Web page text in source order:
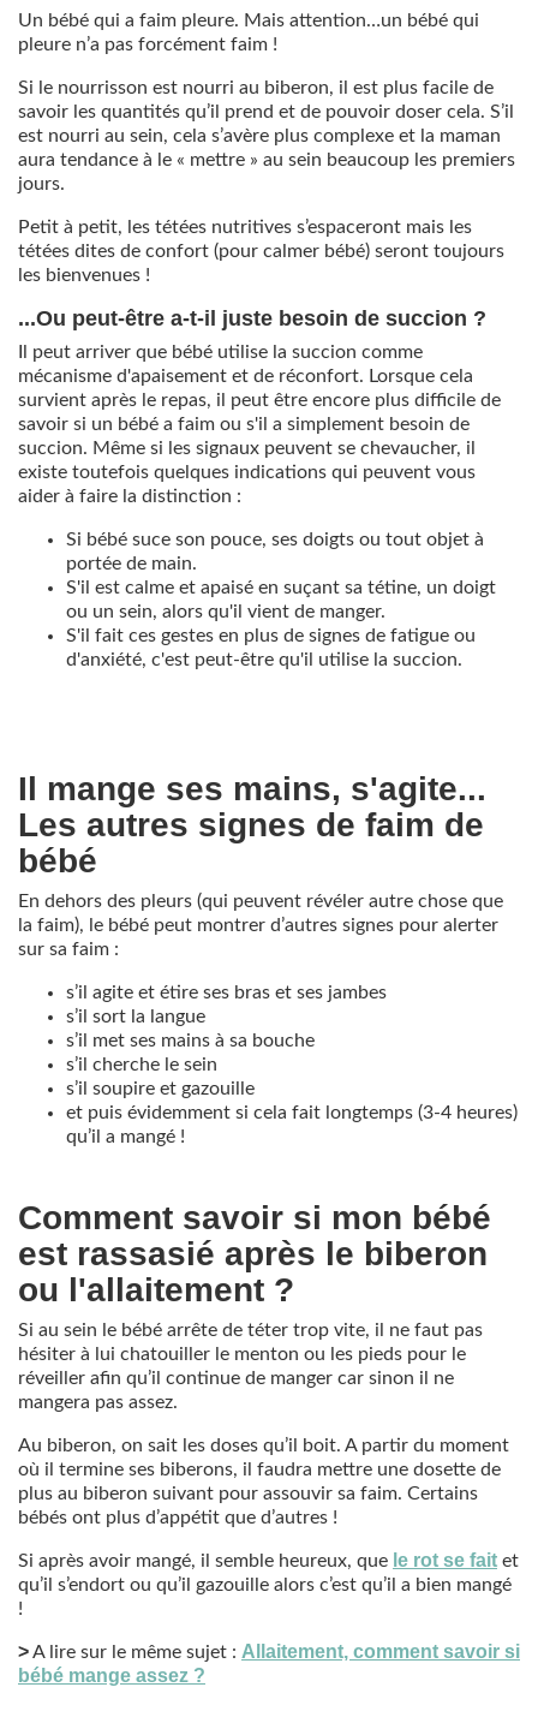
Un bébé qui a faim pleure. Mais attention…un bébé qui
pleure n’a pas forcément faim !
Si le nourrisson est nourri au biberon, il est plus facile de
savoir les quantités qu’il prend et de pouvoir doser cela. S’il
est nourri au sein, cela s’avère plus complexe et la maman
aura tendance à le « mettre » au sein beaucoup les premiers
jours.
Petit à petit, les tétées nutritives s’espaceront mais les
tétées dites de confort (pour calmer bébé) seront toujours
les bienvenues !
...Ou peut-être a-t-il juste besoin de succion ?
Il peut arriver que bébé utilise la succion comme
mécanisme d'apaisement et de réconfort. Lorsque cela
survient après le repas, il peut être encore plus difficile de
savoir si un bébé a faim ou s'il a simplement besoin de
succion. Même si les signaux peuvent se chevaucher, il
existe toutefois quelques indications qui peuvent vous
aider à faire la distinction :
Si bébé suce son pouce, ses doigts ou tout objet à
portée de main.
S'il est calme et apaisé en suçant sa tétine, un doigt
ou un sein, alors qu'il vient de manger.
S'il fait ces gestes en plus de signes de fatigue ou
d'anxiété, c'est peut-être qu'il utilise la succion.
Il mange ses mains, s'agite...
Les autres signes de faim de
bébé
En dehors des pleurs (qui peuvent révéler autre chose que
la faim), le bébé peut montrer d’autres signes pour alerter
sur sa faim :
s’il agite et étire ses bras et ses jambes
s’il sort la langue
s’il met ses mains à sa bouche
s’il cherche le sein
s’il soupire et gazouille
et puis évidemment si cela fait longtemps (3-4 heures)
qu’il a mangé !
Comment savoir si mon bébé
est rassasié après le biberon
ou l'allaitement ?
Si au sein le bébé arrête de téter trop vite, il ne faut pas
hésiter à lui chatouiller le menton ou les pieds pour le
réveiller afin qu’il continue de manger car sinon il ne
mangera pas assez.
Au biberon, on sait les doses qu’il boit. A partir du moment
où il termine ses biberons, il faudra mettre une dosette de
plus au biberon suivant pour assouvir sa faim. Certains
bébés ont plus d’appétit que d’autres !
Si après avoir mangé, il semble heureux, que le rot se fait et
qu’il s’endort ou qu’il gazouille alors c’est qu’il a bien mangé
!
>A lire sur le même sujet : Allaitement, comment savoir si
bébé mange assez ?